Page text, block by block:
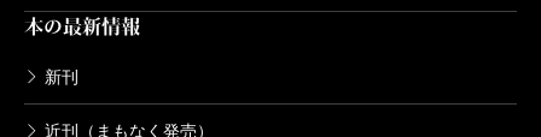
本の最新情報
新刊
近刊（まもなく発売）